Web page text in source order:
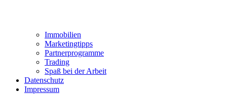
Immobilien
Marketingtipps
Partnerprogramme
Trading
Spaß bei der Arbeit
Datenschutz
Impressum